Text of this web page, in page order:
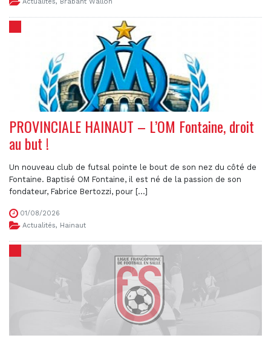
Actualités, Brabant Wallon
PROVINCIALE HAINAUT – L’OM Fontaine, droit
au but !
Un nouveau club de futsal pointe le bout de son nez du côté de
Fontaine. Baptisé OM Fontaine, il est né de la passion de son
fondateur, Fabrice Bertozzi, pour [...]
01/08/2026
Actualités, Hainaut